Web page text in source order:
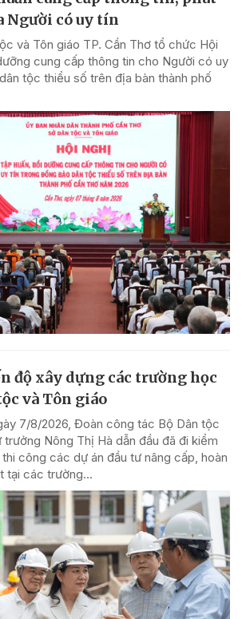
Người có uy tín
và Tôn giáo TP. Cần Thơ tổ chức Hội
cung cấp thông tin cho Người có uy
tộc thiểu số trên địa bàn thành phố
độ xây dựng các trường học
và Tôn giáo
7/8/2026, Đoàn công tác Bộ Dân tộc
Nông Thị Hà dẫn đầu đã đi kiểm
công các dự án đầu tư nâng cấp, hoàn
tại các trường...